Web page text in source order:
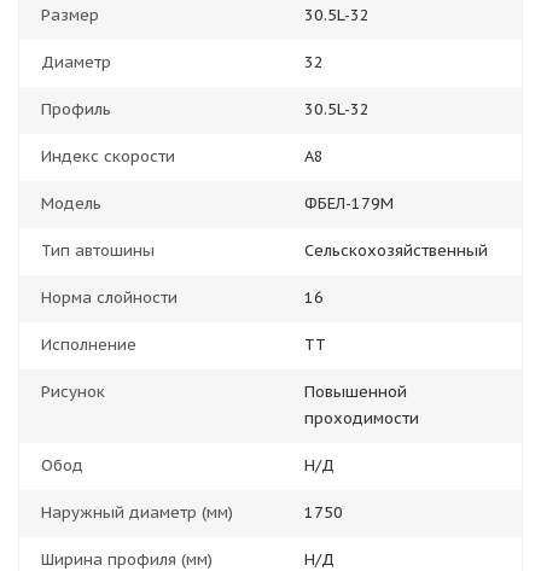
Размер 30.5L-32
Диаметр 32
Профиль 30.5L-32
Индекс скорости A8
Модель ФБЕЛ-179М
Тип автошины Сельскохозяйственный
Норма слойности 16
Исполнение TT
Рисунок
Повышенной
проходимости
Обод Н/Д
Наружный диаметр (мм) 1750
Ширина профиля (мм) Н/Д